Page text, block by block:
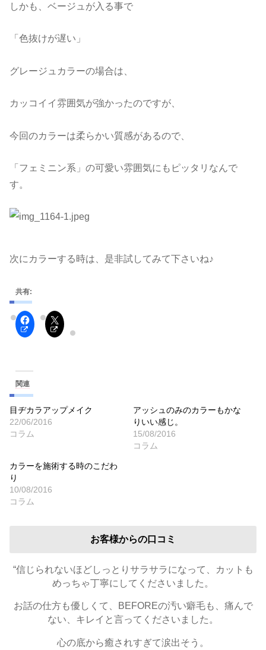
しかも、ベージュが入る事で
「色抜けが遅い」
グレージュカラーの場合は、
カッコイイ雰囲気が強かったのですが、
今回のカラーは柔らかい質感があるので、
「フェミニン系」の可愛い雰囲気にもピッタリなんで
す。
次にカラーする時は、是非試してみて下さいね♪
共有:
関連
目ヂカラアップメイク
22/06/2016
コラム
アッシュのみのカラーもかな
りいい感じ。
15/08/2016
コラム
カラーを施術する時のこだわ
り
10/08/2016
コラム
お客様からの口コミ
“信じられないほどしっとりサラサラになって、カットも
めっちゃ丁寧にしてくださいました。
お話の仕方も優しくて、BEFOREの汚い癖毛も、痛んで
ない、キレイと言ってくださいました。
心の底から癒されすぎて涙出そう。